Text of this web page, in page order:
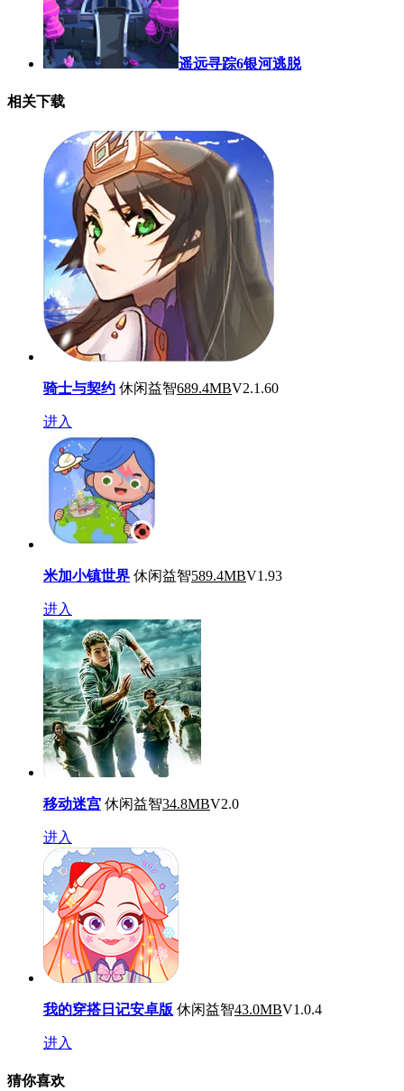
遥远寻踪6银河逃脱
相关下载
骑士与契约 休闲益智689.4MBV2.1.60
进入
米加小镇世界 休闲益智589.4MBV1.93
进入
移动迷宫 休闲益智34.8MBV2.0
进入
我的穿搭日记安卓版 休闲益智43.0MBV1.0.4
进入
猜你喜欢